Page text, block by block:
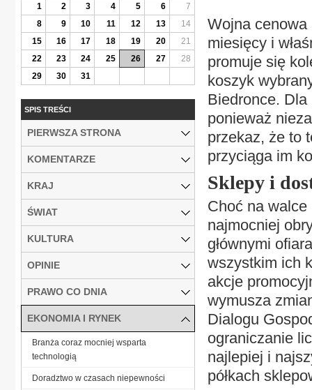
Wojna
miesięcy i
promuje się
koszyk
Biedronce.
ponieważ
przekaz, że to
przyciąga im
Sklepy i
Choć na
najmocniej
głównymi
wszystkim ich
akcje
wymusza
Dialogu
ograniczanie
najlepiej i
półkach
1
2 3 4 5 6
7
8
9 10 11 12 13
14
15
16 17 18 19 20
21
22
23 24 25 26 27
28
29
30 31
SPIS TREŚCI
PIERWSZA STRONA
KOMENTARZE
KRAJ
ŚWIAT
KULTURA
OPINIE
PRAWO CO DNIA
EKONOMIA I RYNEK
Branża coraz mocniej wsparta
technologią
Doradztwo w czasach niepewności